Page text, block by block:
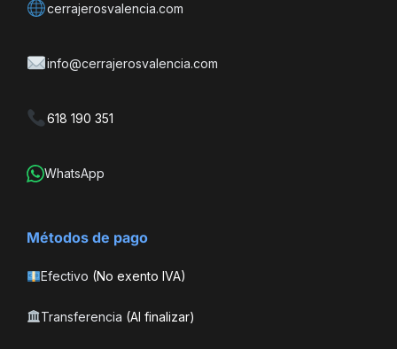
cerrajerosvalencia.com
info@cerrajerosvalencia.com
618 190 351
WhatsApp
Métodos de pago
Efectivo (No exento IVA)
Transferencia (Al finalizar)